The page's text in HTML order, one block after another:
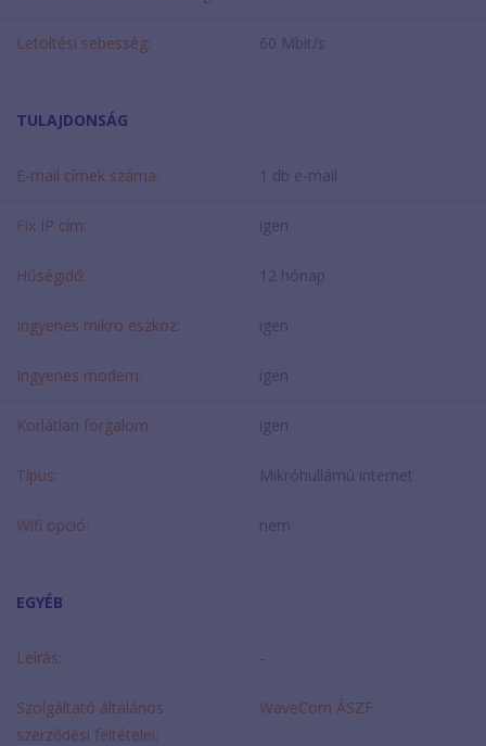
Letöltési sebesség: 60 Mbit/s
TULAJDONSÁG
E-mail címek száma: 1 db e-mail
Fix IP cím: igen
Hűségidő: 12 hónap
Ingyenes mikro eszköz: igen
Ingyenes modem: igen
Korlátlan forgalom: igen
Típus: Mikróhullámú internet
Wifi opció: nem
EGYÉB
Leírás: -
Szolgáltató általános
szerződési feltételei:
WaveCom ÁSZF